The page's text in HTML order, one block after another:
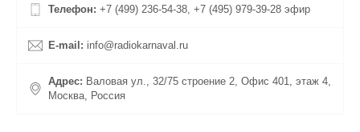
Москвы и России. Участники конкурсной программы «Вера, не
Телефон: +7 (499) 236‑54-38, +7 (495) 979‑39-28 эфир
E-mail: info@radiokarnaval.ru
Адрес: Валовая ул., 32/75 строение 2, Офис 401, этаж 4,
Москва, Россия